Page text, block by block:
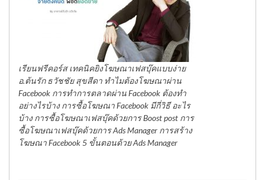
เรียนฟรีคอร์ส เทคนิคยิงโฆษณาเฟสบุ๊คแบบง่าย
อ.ต้นรัก ธวัชชัย สุขสีดา ทำไมต้องโฆษณาผ่าน
Facebook การทำการตลาดผ่าน Facebook ต้องทำ
อย่างไรบ้าง การซื้อโฆษณา Facebook มีกี่วิธี อะไร
บ้าง การซื้อโฆษณาเฟสบุ๊คด้วยการ Boost post การ
ซื้อโฆษณาเฟสบุ๊คด้วยการ Ads Manager การสร้าง
โฆษณา Facebook 5 ขั้นตอนด้วย Ads Manager